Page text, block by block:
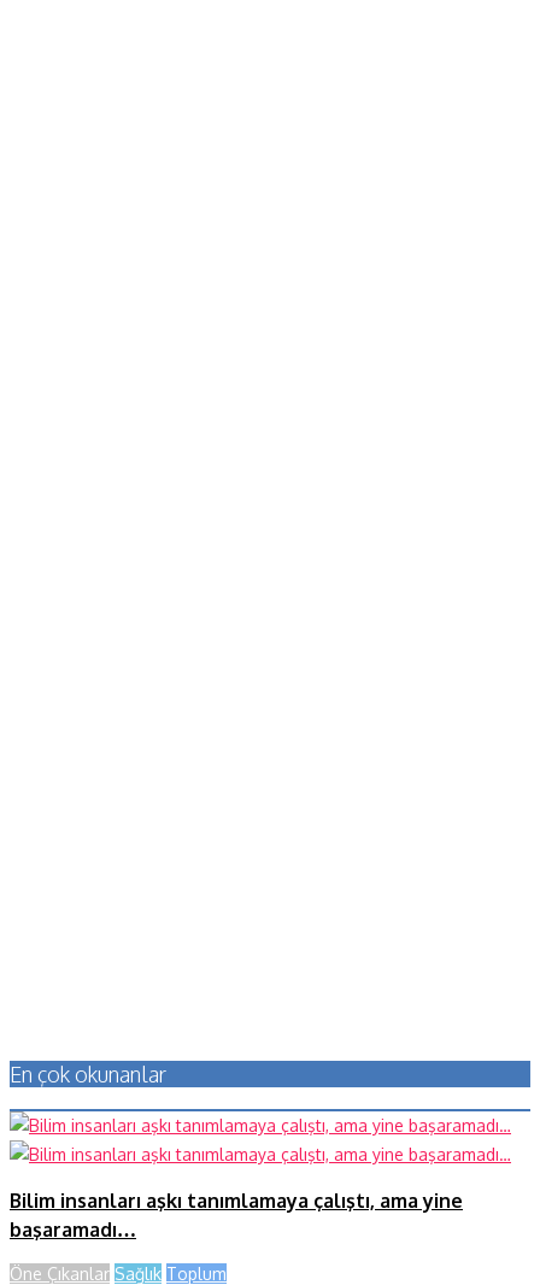
En çok okunanlar
Bilim insanları aşkı tanımlamaya çalıştı, ama yine
başaramadı…
Öne Çıkanlar Sağlık Toplum